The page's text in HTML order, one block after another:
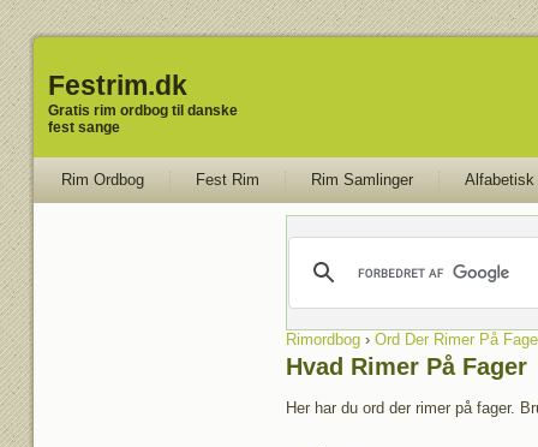
Festrim.dk
Gratis rim ordbog til danske
fest sange
Rim Ordbog Fest Rim Rim Samlinger Alfabetisk
Rimordbog› Ord Der Rimer På
Hvad Rimer På Fager
Her har du ord der rimer på fager.